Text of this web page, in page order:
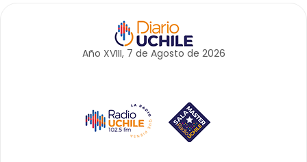
Año XVIII, 7 de Agosto de 2026